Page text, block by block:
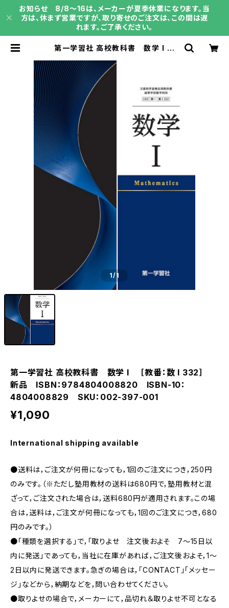
お知らせ 8/8～16は、メーカーが夏季休業になります。当
方は、休まず営業ですが、取り寄せのご注文は、この間は遅
れます。ご了承ください。
第一学習社 高校教科書 数学 I
84804008820 ISBN-10：480
4008829 SKU：002-397-001
| 育之書店（いくのしょてん）
1/1
第一学習社 高校教科書 数学 I ［教番：数 I 332］
新品 ISBN：9784804008820 ISBN-10：
4804008829 SKU：002-397-001
¥1,090
International shipping available
●送料は，ご注文が何冊になっても，1回のご注文につき，250円
のみです。（※ただし塾用教材の送料は680円で，塾用教材と混
ざって，ご注文された場合は，送料680円が適用されます。この場
合は，送料は，ご注文が何冊になっても，1回のご注文につき，680
円のみです。）
●「種類を選択する」で，「取りよせ 注文後およそ 7〜15日以
内に発送」であっても，当社に在庫があれば，ご注文後およそ，1〜
2日以内に発送できます。急ぎの場合は，「CONTACT」「メッセー
ジ」などから，納期などを，問い合わせてください。
●取りよせの場合で，メーカーにて，品切れ＆取りよせ不可となる